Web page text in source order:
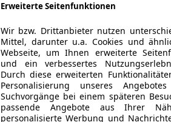
Erweiterte Seitenfunktionen
Wir bzw. Drittanbieter nutzen
Mittel, darunter u.a. Cookies und
Webseite, um Ihnen erweiterte
und ein verbessertes
Durch diese erweiterten
Personalisierung unseres
Suchvorgänge bei einem späteren
passende Angebote aus Ihrer
personalisierte Werbung und